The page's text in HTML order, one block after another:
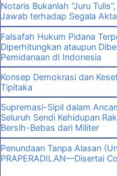
Notaris Bukanlah “Juru
Jawab terhadap Segala
Falsafah Hukum Pidana
Diperhitungkan ataupun
Pemidanaan dI Indonesia
Konsep Demokrasi dan
Tipitaka
Supremasi-Sipil dalam
Seluruh Sendi Kehidupan
Bersih-Bebas dari Militer
Penundaan Tanpa Alasan
PRAPERADILAN—Disertai